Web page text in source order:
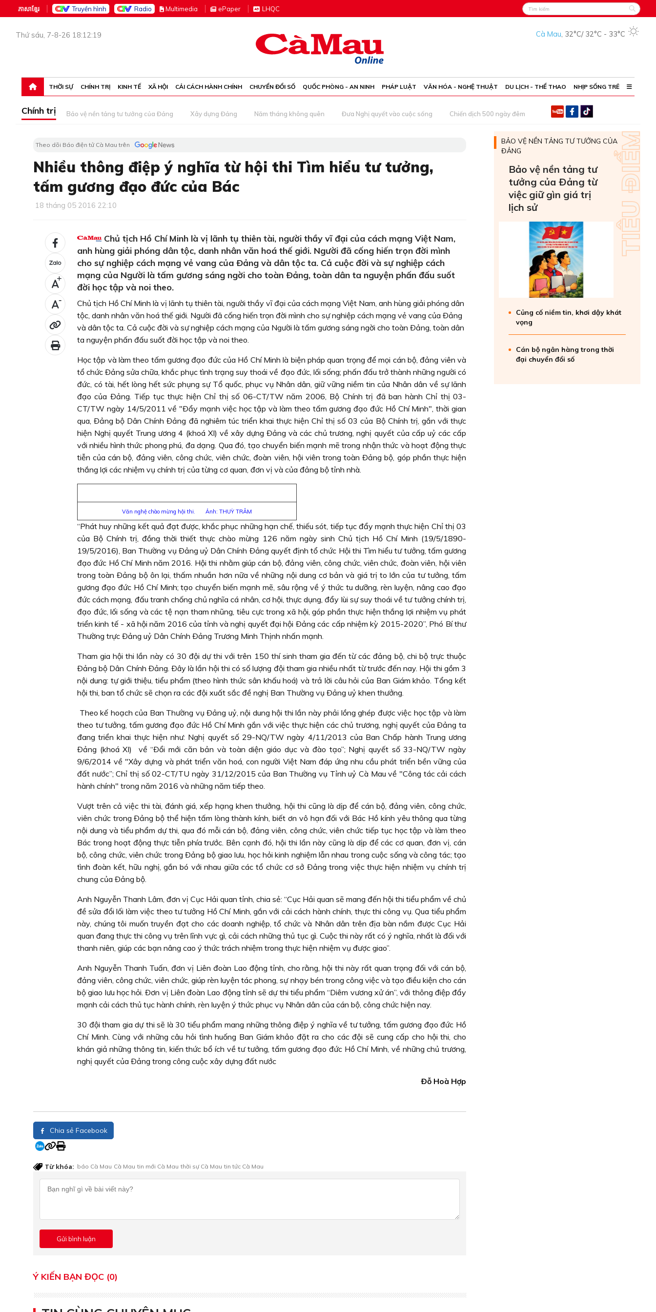
ភាសាខ្មែរ Truyền hình Radio Multimedia ePaper LHQC
Thứ sáu, 7-8-26 18:12:19 Cà Mau, 32°C/ 32°C - 33°C
THỜI SỰ CHÍNH TRỊ KINH TẾ XÃ HỘI CẢI CÁCH HÀNH CHÍNH CHUYỂN ĐỔI SỐ QUỐC PHÒNG - AN NINH PHÁP LUẬT VĂN HÓA - NGHỆ THUẬT DU LỊCH - THỂ THAO NHỊP SỐNG TRẺ
Chính trị Bảo vệ nền tảng tư tưởng của Đảng Xây dựng Đảng Năm tháng không quên Đưa Nghị quyết vào cuộc sống Chiến dịch 500 ngày đêm
Theo dõi Báo điện tử Cà Mau trên
Nhiều thông điệp ý nghĩa từ hội thi Tìm hiểu tư tưởng,
tấm gương đạo đức của Bác
18 tháng 05 2016 22:10
+
-
Chủ tịch Hồ Chí Minh là vị lãnh tụ thiên tài, người thầy vĩ đại của cách mạng Việt Nam,
anh hùng giải phóng dân tộc, danh nhân văn hoá thế giới. Người đã cống hiến trọn đời mình
cho sự nghiệp cách mạng vẻ vang của Ðảng và dân tộc ta. Cả cuộc đời và sự nghiệp cách
mạng của Người là tấm gương sáng ngời cho toàn Ðảng, toàn dân ta nguyện phấn đấu suốt
đời học tập và noi theo.
Chủ tịch Hồ Chí Minh là vị lãnh tụ thiên tài, người thầy vĩ đại của cách mạng Việt Nam, anh hùng giải phóng dân
tộc, danh nhân văn hoá thế giới. Người đã cống hiến trọn đời mình cho sự nghiệp cách mạng vẻ vang của Ðảng
và dân tộc ta. Cả cuộc đời và sự nghiệp cách mạng của Người là tấm gương sáng ngời cho toàn Ðảng, toàn dân
ta nguyện phấn đấu suốt đời học tập và noi theo.
Học tập và làm theo tấm gương đạo đức của Hồ Chí Minh là biện pháp quan trọng để mọi cán bộ, đảng viên và
tổ chức Ðảng sửa chữa, khắc phục tình trạng suy thoái về đạo đức, lối sống; phấn đấu trở thành những người có
đức, có tài, hết lòng hết sức phụng sự Tổ quốc, phục vụ Nhân dân, giữ vững niềm tin của Nhân dân về sự lãnh
đạo của Ðảng. Tiếp tục thực hiện Chỉ thị số 06-CT/TW năm 2006, Bộ Chính trị đã ban hành Chỉ thị 03-
CT/TW ngày 14/5/2011 về "Ðẩy mạnh việc học tập và làm theo tấm gương đạo đức Hồ Chí Minh", thời gian
qua, Ðảng bộ Dân Chính Ðảng đã nghiêm túc triển khai thực hiện Chỉ thị số 03 của Bộ Chính trị, gắn với thực
hiện Nghị quyết Trung ương 4 (khoá XI) về xây dựng Ðảng và các chủ trương, nghị quyết của cấp uỷ các cấp
với nhiều hình thức phong phú, đa dạng. Qua đó, tạo chuyển biến mạnh mẽ trong nhận thức và hoạt động thực
tiễn của cán bộ, đảng viên, công chức, viên chức, đoàn viên, hội viên trong toàn Ðảng bộ, góp phần thực hiện
thắng lợi các nhiệm vụ chính trị của từng cơ quan, đơn vị và của đảng bộ tỉnh nhà.
Văn nghệ chào mừng hội thi. Ảnh: THUỲ TRÂM
“Phát huy những kết quả đạt được, khắc phục những hạn chế, thiếu sót, tiếp tục đẩy mạnh thực hiện Chỉ thị 03
của Bộ Chính trị, đồng thời thiết thực chào mừng 126 năm ngày sinh Chủ tịch Hồ Chí Minh (19/5/1890-
19/5/2016), Ban Thường vụ Ðảng uỷ Dân Chính Ðảng quyết định tổ chức Hội thi Tìm hiểu tư tưởng, tấm gương
đạo đức Hồ Chí Minh năm 2016. Hội thi nhằm giúp cán bộ, đảng viên, công chức, viên chức, đoàn viên, hội viên
trong toàn Ðảng bộ ôn lại, thấm nhuần hơn nữa về những nội dung cơ bản và giá trị to lớn của tư tưởng, tấm
gương đạo đức Hồ Chí Minh; tạo chuyển biến mạnh mẽ, sâu rộng về ý thức tu dưỡng, rèn luyện, nâng cao đạo
đức cách mạng, đấu tranh chống chủ nghĩa cá nhân, cơ hội, thực dụng, đẩy lùi sự suy thoái về tư tưởng chính trị,
đạo đức, lối sống và các tệ nạn tham nhũng, tiêu cực trong xã hội, góp phần thực hiện thắng lợi nhiệm vụ phát
triển kinh tế - xã hội năm 2016 của tỉnh và nghị quyết đại hội Ðảng các cấp nhiệm kỳ 2015-2020”, Phó Bí thư
Thường trực Ðảng uỷ Dân Chính Ðảng Trương Minh Thịnh nhấn mạnh.
Tham gia hội thi lần này có 30 đội dự thi với trên 150 thí sinh tham gia đến từ các đảng bộ, chi bộ trực thuộc
Ðảng bộ Dân Chính Ðảng. Ðây là lần hội thi có số lượng đội tham gia nhiều nhất từ trước đến nay. Hội thi gồm 3
nội dung: tự giới thiệu, tiểu phẩm (theo hình thức sân khấu hoá) và trả lời câu hỏi của Ban Giám khảo. Tổng kết
hội thi, ban tổ chức sẽ chọn ra các đội xuất sắc đề nghị Ban Thường vụ Ðảng uỷ khen thưởng.
Theo kế hoạch của Ban Thường vụ Ðảng uỷ, nội dung hội thi lần này phải lồng ghép được việc học tập và làm
theo tư tưởng, tấm gương đạo đức Hồ Chí Minh gắn với việc thực hiện các chủ trương, nghị quyết của Ðảng ta
đang triển khai thực hiện như: Nghị quyết số 29-NQ/TW ngày 4/11/2013 của Ban Chấp hành Trung ương
Ðảng (khoá XI) về “Ðổi mới căn bản và toàn diện giáo dục và đào tạo”; Nghị quyết số 33-NQ/TW ngày
9/6/2014 về "Xây dựng và phát triển văn hoá, con người Việt Nam đáp ứng nhu cầu phát triển bền vững của
đất nước”; Chỉ thị số 02-CT/TU ngày 31/12/2015 của Ban Thường vụ Tỉnh uỷ Cà Mau về "Công tác cải cách
hành chính" trong năm 2016 và những năm tiếp theo.
Vượt trên cả việc thi tài, đánh giá, xếp hạng khen thưởng, hội thi cũng là dịp để cán bộ, đảng viên, công chức,
viên chức trong Ðảng bộ thể hiện tấm lòng thành kính, biết ơn vô hạn đối với Bác Hồ kính yêu thông qua từng
nội dung và tiểu phẩm dự thi, qua đó mỗi cán bộ, đảng viên, công chức, viên chức tiếp tục học tập và làm theo
Bác trong hoạt động thực tiễn phía trước. Bên cạnh đó, hội thi lần này cũng là dịp để các cơ quan, đơn vị, cán
bộ, công chức, viên chức trong Ðảng bộ giao lưu, học hỏi kinh nghiệm lẫn nhau trong cuộc sống và công tác; tạo
tình đoàn kết, hữu nghị, gắn bó với nhau giữa các tổ chức cơ sở Ðảng trong việc thực hiện nhiệm vụ chính trị
chung của Ðảng bộ.
Anh Nguyễn Thanh Lâm, đơn vị Cục Hải quan tỉnh, chia sẻ: “Cục Hải quan sẽ mang đến hội thi tiểu phẩm về chủ
đề sửa đổi lối làm việc theo tư tưởng Hồ Chí Minh, gắn với cải cách hành chính, thực thi công vụ. Qua tiểu phẩm
này, chúng tôi muốn truyền đạt cho các doanh nghiệp, tổ chức và Nhân dân trên địa bàn nắm được Cục Hải
quan đang thực thi công vụ trên lĩnh vực gì, cải cách những thủ tục gì. Cuộc thi này rất có ý nghĩa, nhất là đối với
thanh niên, giúp các bạn nâng cao ý thức trách nhiệm trong thực hiện nhiệm vụ được giao”.
Anh Nguyễn Thanh Tuấn, đơn vị Liên đoàn Lao động tỉnh, cho rằng, hội thi này rất quan trọng đối với cán bộ,
đảng viên, công chức, viên chức, giúp rèn luyện tác phong, sự nhạy bén trong công việc và tạo điều kiện cho cán
bộ giao lưu học hỏi. Ðơn vị Liên đoàn Lao động tỉnh sẽ dự thi tiểu phẩm “Diêm vương xử án”, với thông điệp đẩy
mạnh cải cách thủ tục hành chính, rèn luyện ý thức phục vụ Nhân dân của cán bộ, công chức hiện nay.
30 đội tham gia dự thi sẽ là 30 tiểu phẩm mang những thông điệp ý nghĩa về tư tưởng, tấm gương đạo đức Hồ
Chí Minh. Cùng với những câu hỏi tình huống Ban Giám khảo đặt ra cho các đội sẽ cung cấp cho hội thi, cho
khán giả những thông tin, kiến thức bổ ích về tư tưởng, tấm gương đạo đức Hồ Chí Minh, về những chủ trương,
nghị quyết của Ðảng trong công cuộc xây dựng đất nước
Ðỗ Hoà Hợp
Chia sẻ Facebook
Từ khóa: báo Cà Mau Cà Mau tin mới Cà Mau thời sự Cà Mau tin tức Cà Mau
Ý KIẾN BẠN ĐỌC (0)
BẢO VỆ NỀN TẢNG TƯ TƯỞNG CỦA
ĐẢNG
Bảo vệ nền tảng tư
tưởng của Ðảng từ
việc giữ gìn giá trị
lịch sử
Củng cố niềm tin, khơi dậy khát
vọng
Cán bộ ngân hàng trong thời
đại chuyển đổi số